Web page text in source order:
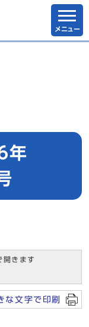
メニュー
年
開きます
な文字で印刷